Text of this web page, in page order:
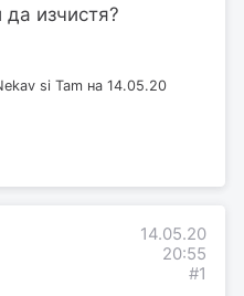
изчистя?
si Tam на 14.05.20
14.05.20
20:55
#1